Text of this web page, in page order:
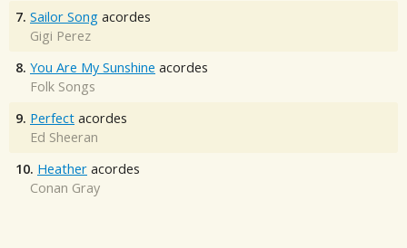
7. Sailor Song acordes
Gigi Perez
8. You Are My Sunshine acordes
Folk Songs
9. Perfect acordes
Ed Sheeran
10. Heather acordes
Conan Gray